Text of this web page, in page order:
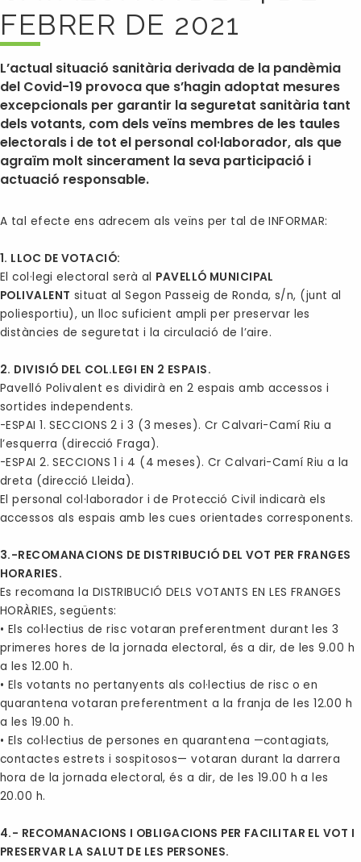
FEBRER DE 2021
L’actual situació sanitària derivada de la pandèmia
del Covid-19 provoca que s’hagin adoptat mesures
excepcionals per garantir la seguretat sanitària tant
dels votants, com dels veïns membres de les taules
electorals i de tot el personal col·laborador, als que
agraïm molt sincerament la seva participació i
actuació responsable.
A tal efecte ens adrecem als veïns per tal deINFORMAR:
1. LLOC DE VOTACIÓ:
El col·legi electoral serà al PAVELLÓ MUNICIPAL
POLIVALENT situat al Segon Passeig de Ronda, s/n, (junt al
poliesportiu), un lloc suficient ampli per preservar les
distàncies de seguretat i la circulació de l’aire.
2. DIVISIÓ DEL COL.LEGI EN 2 ESPAIS.
Pavelló Polivalent es dividirà en 2 espais amb accessos i
sortides independents.
-ESPAI 1. SECCIONS 2 i 3 (3 meses). Cr Calvari-Camí Riu a
l’esquerra (direcció Fraga).
-ESPAI 2. SECCIONS 1 i 4 (4 meses). Cr Calvari-Camí Riu a la
dreta (direcció Lleida).
El personal col·laborador i de Protecció Civil indicarà els
accessos als espais amb les cues orientades corresponents.
3.-RECOMANACIONS DE DISTRIBUCIÓ DEL VOT PER FRANGES
HORARIES.
Es recomana la DISTRIBUCIÓ DELS VOTANTS EN LES FRANGES
HORÀRIES, següents:
• Els col·lectius de risc votaran preferentment durant les 3
primeres hores de la jornada electoral, és a dir, de les 9.00 h
a les 12.00 h.
• Els votants no pertanyents als col·lectius de risc o en
quarantena votaran preferentment a la franja de les 12.00 h
a les 19.00 h.
• Els col·lectius de persones en quarantena —contagiats,
contactes estrets i sospitosos— votaran durant la darrera
hora de la jornada electoral, és a dir, de les 19.00 h a les
20.00 h.
4.- RECOMANACIONS I OBLIGACIONS PER FACILITAR EL VOT I
PRESERVAR LA SALUT DE LES PERSONES.